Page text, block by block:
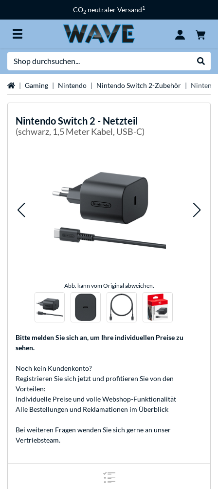
CO2 neutraler Versand1
StartseiteGaming Nintendo Nintendo Switch 2-Zubehör
NintendoSwitch 2 - Netzteil
(schwarz, 1,5 Meter Kabel, USB-C)
Abb. kann vom Original abweichen.
Bitte melden Sie sich an, um Ihre individuellen Preise zu
sehen.
Noch kein Kundenkonto?
Registrieren Sie sich jetzt und profitieren Sie von den
Vorteilen:
Individuelle Preise und volle Webshop-Funktionalität
Alle Bestellungen und Reklamationen im Überblick
Bei weiteren Fragen wenden Sie sich gerne an unser
Vertriebsteam.